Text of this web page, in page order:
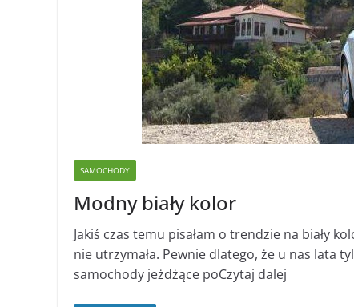
SAMOCHODY
Modny biały kolor
Jakiś czas temu pisałam o trendzie na biały
nie utrzymała. Pewnie dlatego, że u nas lata
samochody jeżdżące poCzytaj dalej